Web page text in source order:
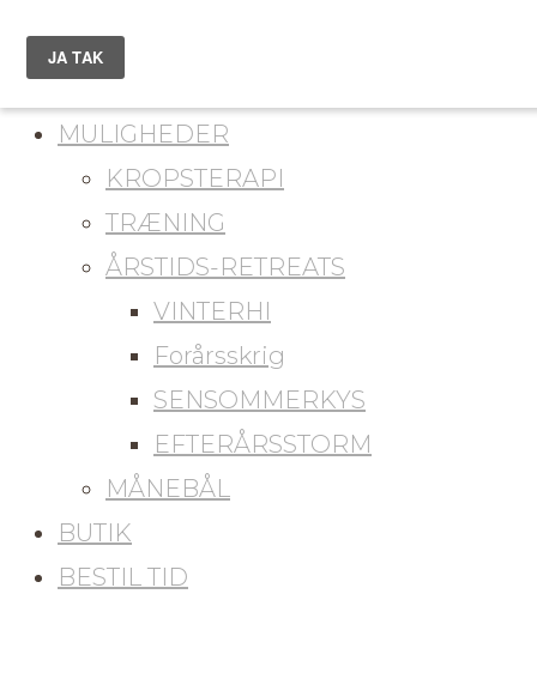
du er her
MULIGHEDER
KROPSTERAPI
TRÆNING
ÅRSTIDS-RETREATS
VINTERHI
Forårsskrig
SENSOMMERKYS
EFTERÅRSSTORM
MÅNEBÅL
BUTIK
BESTIL TID